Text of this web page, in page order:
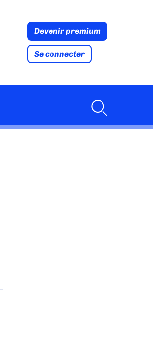
Devenir premium
Se connecter